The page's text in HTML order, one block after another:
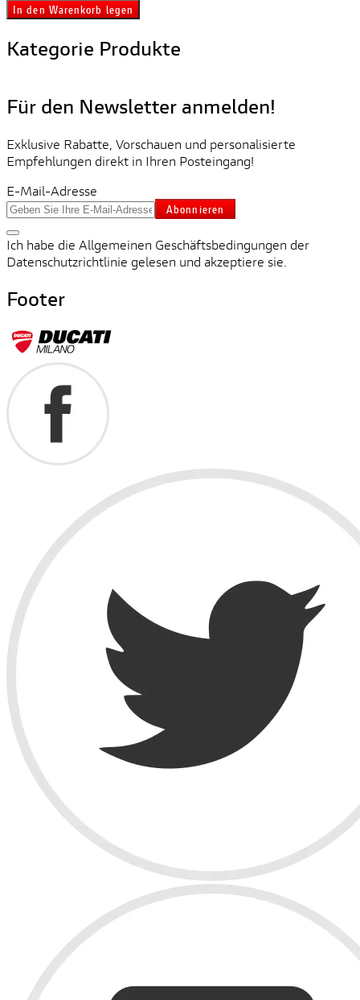
In den Warenkorb legen
Kategorie Produkte
Für den Newsletter anmelden!
Exklusive Rabatte, Vorschauen und personalisierte
Empfehlungen direkt in Ihren Posteingang!
E-Mail-Adresse
Abonnieren
Ich habe die Allgemeinen Geschäftsbedingungen der
Datenschutzrichtlinie gelesen und akzeptiere sie.
Footer